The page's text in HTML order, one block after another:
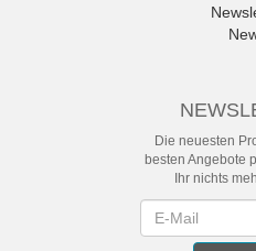
Die neuesten
besten Angebote
Ihr nichts